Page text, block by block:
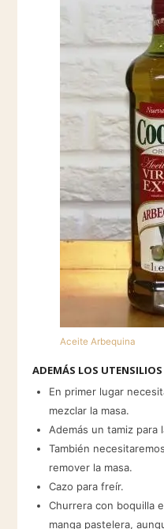
Aceite Arbequina
ADEMÁS LOS
En primer lugar
mezclar la masa.
Además un tamiz para
También
remover la masa.
Cazo para freír.
Churrera con boquilla
manga pastelera,